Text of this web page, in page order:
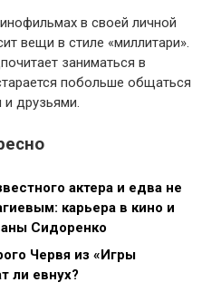
в своей личной
вещи в стиле «миллитари».
заниматься в
побольше общаться
друзьями.
актера и едва не
карьера в кино и
Сидоренко
Червя из «Игры
ли евнух?